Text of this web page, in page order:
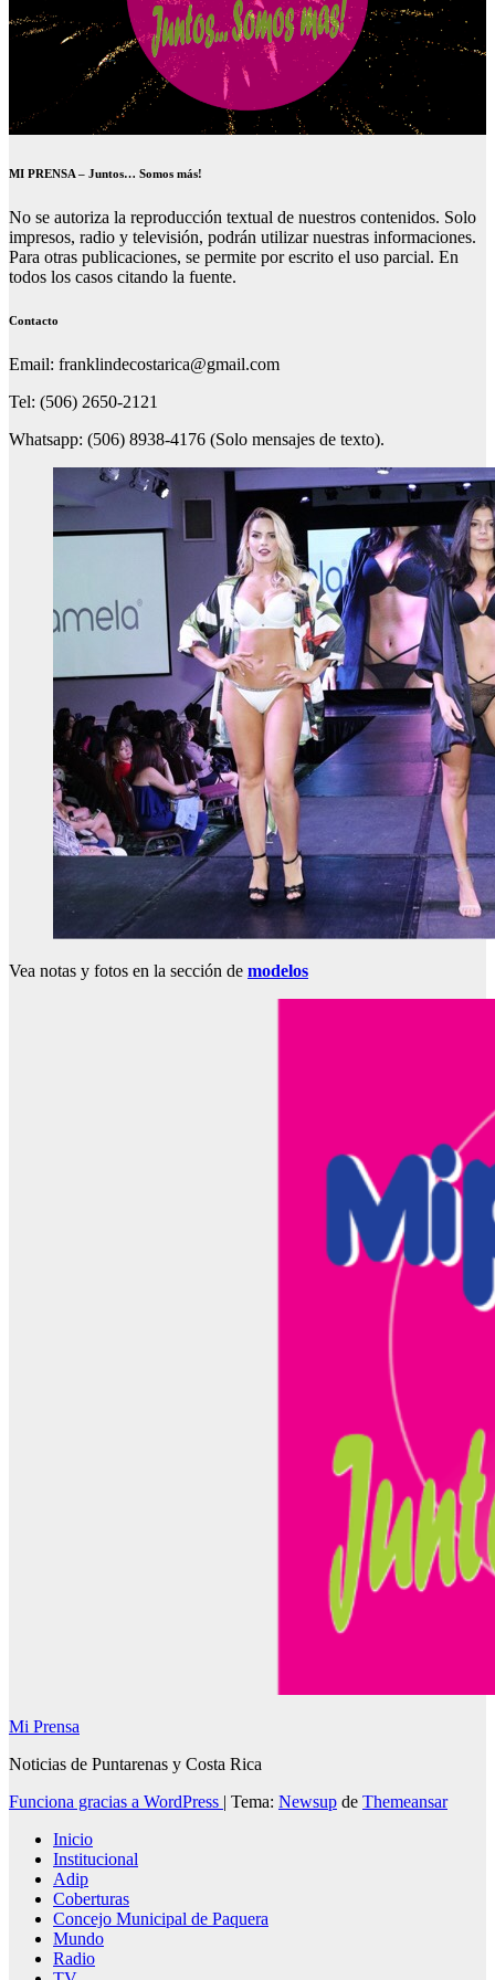
MI PRENSA – Juntos… Somos más!
No se autoriza la reproducción textual de nuestros contenidos. Solo
impresos, radio y televisión, podrán utilizar nuestras informaciones.
Para otras publicaciones, se permite por escrito el uso parcial. En
todos los casos citando la fuente.
Contacto
Email: franklindecostarica@gmail.com
Tel: (506) 2650-2121
Whatsapp: (506) 8938-4176 (Solo mensajes de texto).
Vea notas y fotos en la sección de modelos
Mi Prensa
Noticias de Puntarenas y Costa Rica
Funciona gracias a WordPress
Tema: Newsup de Themeansar
Inicio
Institucional
Adip
Coberturas
Concejo Municipal de Paquera
Mundo
Radio